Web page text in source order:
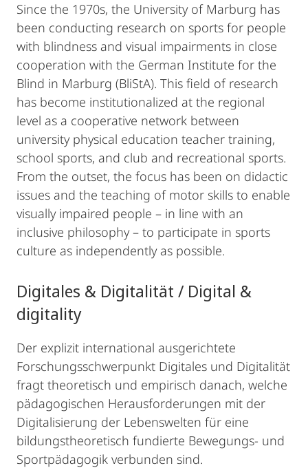
Since the 1970s, the University of Marburg has
been conducting research on sports for people
with blindness and visual impairments in close
cooperation with the German Institute for the
Blind in Marburg (BliStA). This field of research
has become institutionalized at the regional
level as a cooperative network between
university physical education teacher training,
school sports, and club and recreational sports.
From the outset, the focus has been on didactic
issues and the teaching of motor skills to enable
visually impaired people – in line with an
inclusive philosophy – to participate in sports
culture as independently as possible.
Digitales & Digitalität / Digital &
digitality
Der explizit international ausgerichtete
Forschungsschwerpunkt Digitales und Digitalität
fragt theoretisch und empirisch danach, welche
pädagogischen Herausforderungen mit der
Digitalisierung der Lebenswelten für eine
bildungstheoretisch fundierte Bewegungs- und
Sportpädagogik verbunden sind.